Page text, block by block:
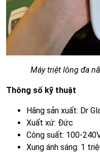
Máy triệt lông đa
Thông số kỹ thuật
Hãng sản xuất: Dr
Xuất xứ: Đức
Công suất: 100-
Xung ánh sáng: 1